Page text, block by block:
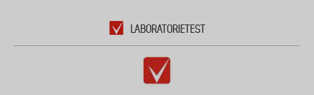
LABORATORIETEST